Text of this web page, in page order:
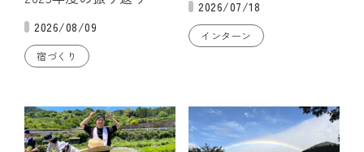
2026/08/09
宿づくり
2026/07/18
インターン